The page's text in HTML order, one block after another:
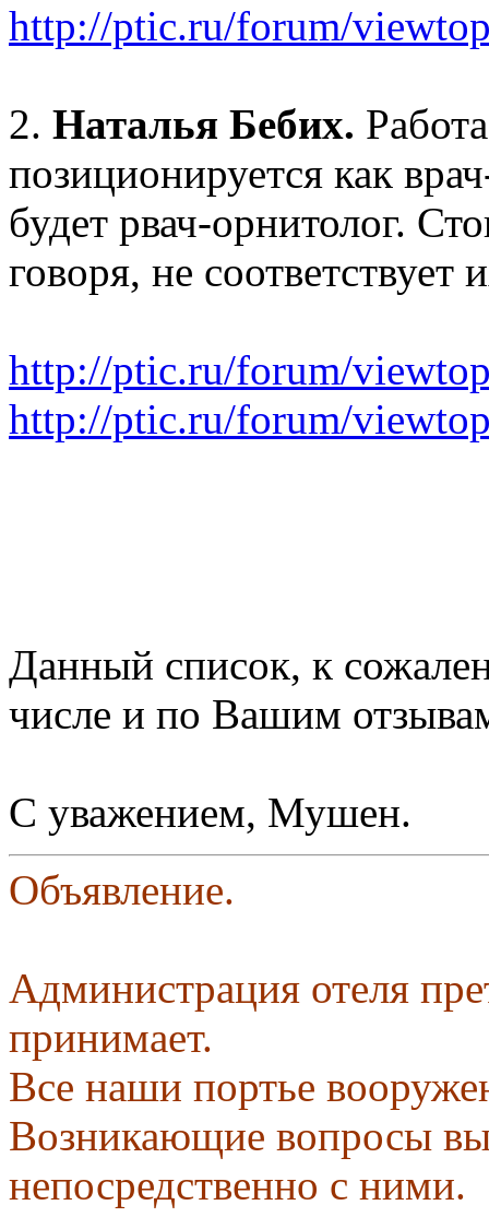
http://ptic.ru/forum/
2. Наталья Бебих.
позиционируется как
будет рвач-орнитолог.
говоря, не соответствует
http://ptic.ru/forum/
http://ptic.ru/forum/
Данный список, к
числе и по Вашим
С уважением, Мушен.
Объявление.
Администрация отеля
принимает.
Все наши портье
Возникающие вопросы
непосредственно с ними.